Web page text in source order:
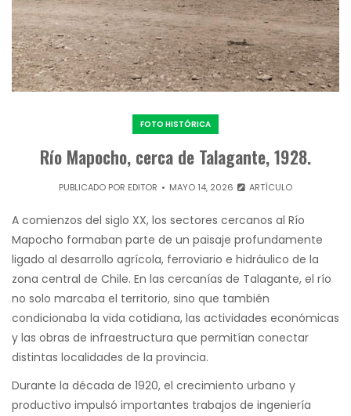
FOTO HISTÓRICA
Río Mapocho, cerca de Talagante, 1928.
PUBLICADO POR EDITOR MAYO 14, 2026 ARTÍCULO
A comienzos del siglo XX, los sectores cercanos al Río
Mapocho formaban parte de un paisaje profundamente
ligado al desarrollo agrícola, ferroviario e hidráulico de la
zona central de Chile. En las cercanías de Talagante, el río
no solo marcaba el territorio, sino que también
condicionaba la vida cotidiana, las actividades económicas
y las obras de infraestructura que permitían conectar
distintas localidades de la provincia.
Durante la década de 1920, el crecimiento urbano y
productivo impulsó importantes trabajos de ingeniería